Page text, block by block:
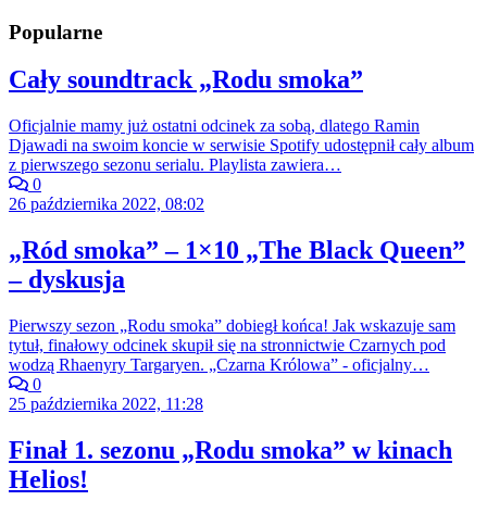
Popularne
Cały soundtrack „Rodu smoka”
Oficjalnie mamy już ostatni odcinek za sobą, dlatego Ramin
Djawadi na swoim koncie w serwisie Spotify udostępnił cały album
z pierwszego sezonu serialu. Playlista zawiera…
0
26 października 2022, 08:02
„Ród smoka” – 1×10 „The Black Queen”
– dyskusja
Pierwszy sezon „Rodu smoka” dobiegł końca! Jak wskazuje sam
tytuł, finałowy odcinek skupił się na stronnictwie Czarnych pod
wodzą Rhaenyry Targaryen. „Czarna Królowa” - oficjalny…
0
25 października 2022, 11:28
Finał 1. sezonu „Rodu smoka” w kinach
Helios!